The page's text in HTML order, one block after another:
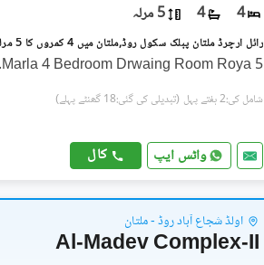
4
4 5 مرلہ
5 Marla 4 Bedroom Drwaing Room Roya
شامل کی:2 ہفتے پہل (تبدیلی کی گئی:18 گھنٹے پہلے)
واٹس ایپ کال
اولڈ شجاع آباد روڈ - ملتان
Al-Madev Complex-II